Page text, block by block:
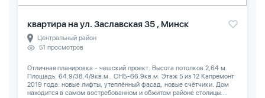
квартира на ул. Заславская 35 , Минск
Центральный район
51 просмотров
Отличная планировка - чешский проект. Высота потолков 2,64 м.
Площадь: 64.9/38.4/9кв.м.. СНБ-66.9кв.м. Этаж 5 из 12 Капремонт
2019 года: новые лифты, утеплённый фасад, новые счётчики. Дом
находится в самом востребованном и обжитом районе столицы....